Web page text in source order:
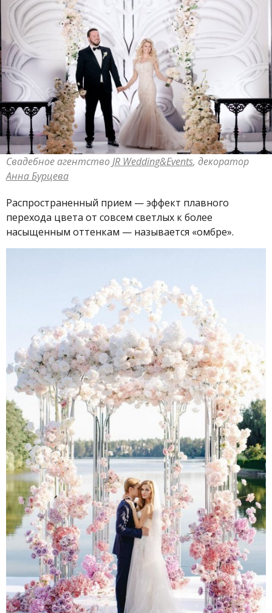
Свадебное агентствоJR Wedding&Events, декоратор
Анна Бурцева
Распространенный прием — эффект плавного
перехода цвета от совсем светлых к более
насыщенным оттенкам — называется «омбре».